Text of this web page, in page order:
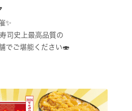
✨
司史上最高品質の
でご堪能ください🍣